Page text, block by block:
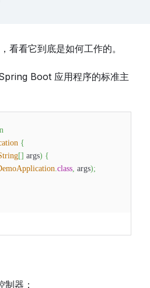
看看它到底是如何工作的。
Boot 应用程序的标准主
{
[] args) {
.class, args);
器：